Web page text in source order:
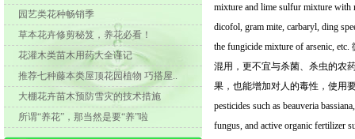
园艺类花种畅销季
草本花卉修剪秘笈，养花必看！
花灌木类苗木用药大全谨记
推荐七种藤本类屋顶花园植物 巧搭屋..
大棚花卉苗木预防雪灾的技术措施
所谓“养花”，那当然是要“养”啦
mixture and lime sulfur mixture with
dicofol, gram mite, carbaryl, ding
the fungicide mixture of arsenic,
混用，更不宜与杀菌、杀虫的农
果，也能增加对人的毒性，使用
pesticides such as beauveria
fungus, and active organic fertilizer